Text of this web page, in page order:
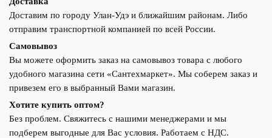
Доставим по городу Улан-Удэ и ближайшим районам. Либо
отправим транспортной компанией по всей России.
Самовывоз
Вы можете оформить заказ на самовывоз товара с любого
удобного магазина сети «Сантехмаркет». Мы соберем заказ и
привезем его в выбранный Вами магазин.
Хотите купить оптом?
Без проблем. Свяжитесь с нашими менеджерами и мы
подберем выгодные для Вас условия. Работаем с НДС.